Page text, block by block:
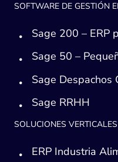
SOFTWARE DE GESTIÓN
Sage 200 – ERP
Sage 50 –
Sage Despachos
Sage RRHH
SOLUCIONES
ERP Industria